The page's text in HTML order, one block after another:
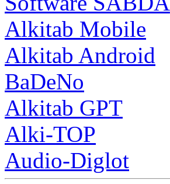
Alkitab Mobile
Alkitab Android
BaDeNo
Alkitab GPT
Alki-TOP
Audio-Diglot